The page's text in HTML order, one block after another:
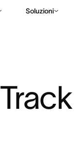
Soluzioni